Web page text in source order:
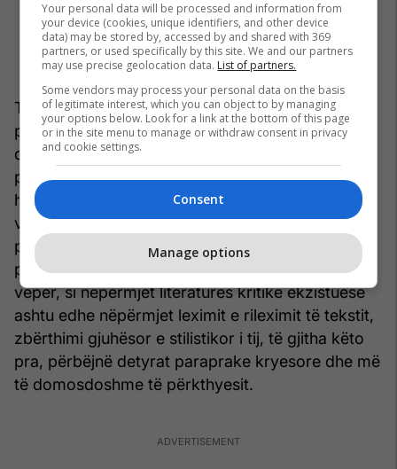
Të lexosh Shekspirin, do të thotë të fillosh të
përgatitesh për këtë” thotë Steiner. Aq më tepër
domethënëse bëhen këto fjalë kur i vihemi punës
për ta përkthyer atë. Pra njohja me sfondin
historiko-social të kohës në të cilën u shkrua
vepra, njohja nga afër me pikëpamjet filozofike,
politike, morale, ideo-artistike të autorit në
përgjithësi, zbërthimi i parashtrimit të tyre në
vepër, si nëpërmjet literaturës kritike ekzistuese
ashtu edhe nëpërmjet leximit e rileximit të tekstit,
zbërthimi gjuhësor e stilistikor i tij, të gjitha këto
pra, përbëjnë detyrat paraprake kryesore dhe më
të domosdoshme të përkthyesit.
Your personal data will be processed and information from
your device (cookies, unique identifiers, and other device
data) may be stored by, accessed by and shared with 369
partners, or used specifically by this site. We and our partners
may use precise geolocation data. List of partners.
Some vendors may process your personal data on the basis
of legitimate interest, which you can object to by managing
your options below. Look for a link at the bottom of this page
or in the site menu to manage or withdraw consent in privacy
and cookie settings.
Consent
Manage options